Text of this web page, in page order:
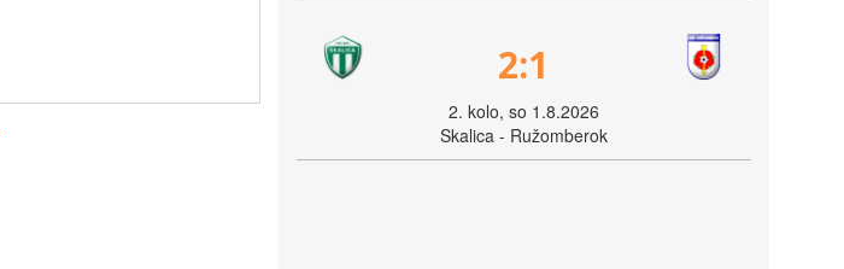
2:1
2. kolo, so 1.8.2026
Skalica - Ružomberok